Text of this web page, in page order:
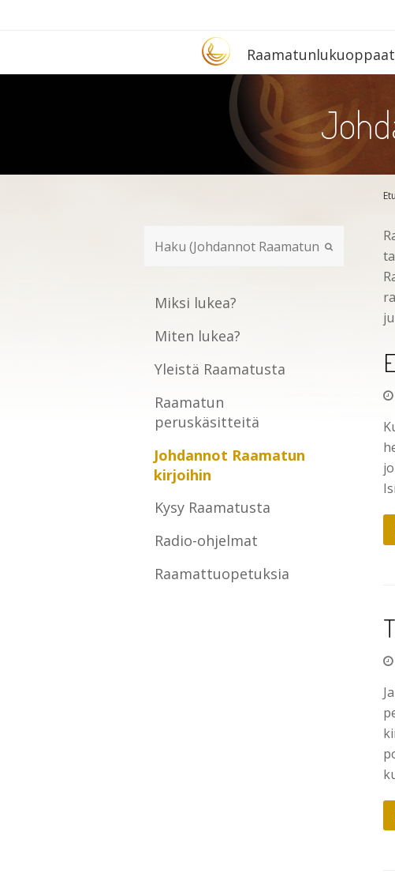
EtusivuRaa­ma­tun­lu­ku­op­paat
Miksi lukea?
Miten lukea?
Yleistä Raamatusta
Raamatun
peruskäsitteitä
Johdannot Raamatun
kirjoihin
Kysy Raamatusta
Radio-ohjelmat
Raamattuopetuksia